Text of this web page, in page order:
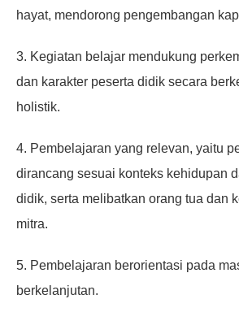
hayat, mendorong pengembangan
3. Kegiatan belajar mendukung
dan karakter peserta didik secara
holistik.
4. Pembelajaran yang relevan, yaitu
dirancang sesuai konteks kehidupan
didik, serta melibatkan orang tua dan
mitra.
5. Pembelajaran berorientasi pada
berkelanjutan.